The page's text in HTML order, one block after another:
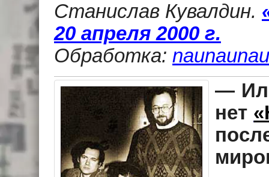
Станислав Кувалдин.
20 апреля 2000 г.
Обработка:
—
нет